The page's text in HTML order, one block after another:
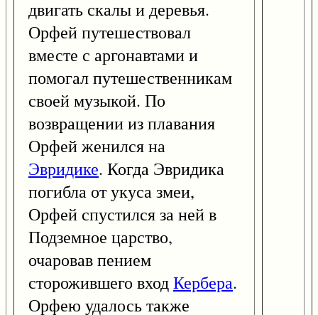
двигать скалы и деревья.
Орфей путешествовал
вместе с аргонавтами и
помогал путешественникам
своей музыкой. По
возвращении из плавания
Орфей женился на
Эвридике. Когда Эвридика
погибла от укуса змеи,
Орфей спустился за ней в
Подземное царство,
очаровав пением
сторожившего входКербера.
Орфею удалось также